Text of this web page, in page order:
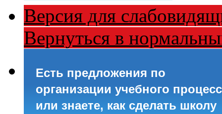
Версия для
Вернуться в
Есть предложения по
организации учебного
или знаете, как сделать школу